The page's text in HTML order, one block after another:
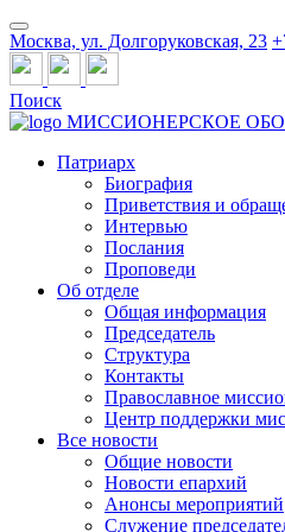
Москва, ул. Долгоруковская, 23
Поиск
МИССИОНЕРСКОЕ
Патриарх
Биография
Приветствия и
Интервью
Послания
Проповеди
Об отделе
Общая информация
Председатель
Структура
Контакты
Православное
Центр поддержки
Все новости
Общие новости
Новости епархий
Анонсы мероприятий
Служение